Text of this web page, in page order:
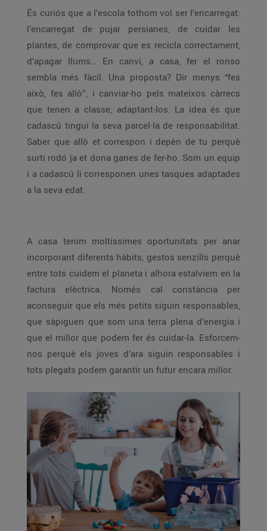
És curiós que a l’escola tothom vol ser l’encarregat:
l’encarregat de pujar persianes, de cuidar les
plantes, de comprovar que es recicla correctament,
d’apagar llums… En canvi, a casa, fer el ronso
sembla més fàcil. Una proposta? Dir menys “fes
això, fes allò”, i canviar-ho pels mateixos càrrecs
que tenen a classe, adaptant-los. La idea és que
cadascú tingui la seva parcel·la de responsabilitat.
Saber que allò et correspon i depèn de tu perquè
surti rodó ja et dona ganes de fer-ho. Som un equip
i a cadascú li corresponen unes tasques adaptades
a la seva edat.
A casa tenim moltíssimes oportunitats per anar
incorporant diferents hàbits, gestos senzills perquè
entre tots cuidem el planeta i alhora estalviem en la
factura elèctrica. Només cal constància per
aconseguir que els més petits siguin responsables,
que sàpiguen que som una terra plena d’energia i
que el millor que podem fer és cuidar-la. Esforcem-
nos perquè els joves d’ara siguin responsables i
tots plegats podem garantir un futur encara millor.